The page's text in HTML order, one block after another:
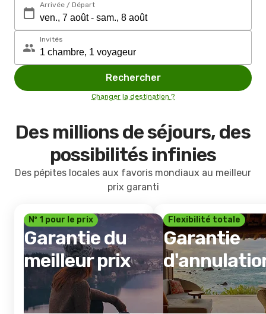
Arrivée / Départ
Invités
Rechercher
Changer la destination ?
Des millions de séjours, des
possibilités infinies
Des pépites locales aux favoris mondiaux au meilleur
prix garanti
Nº 1 pour le prix
Garantie du
meilleur prix
Flexibilité totale
Garantie